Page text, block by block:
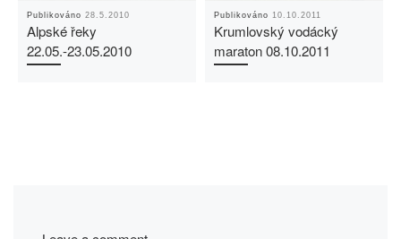
Publikováno28.5.2010
Alpské řeky
22.05.-23.05.2010
Publikováno 10.10.2011
Krumlovský vodácký
maraton 08.10.2011